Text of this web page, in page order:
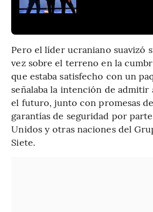
Pero el líder ucraniano suavizó
vez sobre el terreno en la
que estaba satisfecho con un
señalaba la intención de admitir
el futuro, junto con promesas
garantías de seguridad por
Unidos y otras naciones del
Siete.